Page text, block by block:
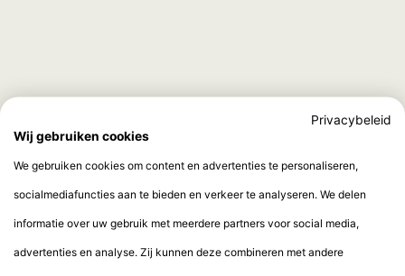
Privacybeleid
Wij gebruiken cookies
We gebruiken cookies om content en advertenties te personaliseren,
socialmediafuncties aan te bieden en verkeer te analyseren. We delen
informatie over uw gebruik met meerdere partners voor social media,
advertenties en analyse. Zij kunnen deze combineren met andere